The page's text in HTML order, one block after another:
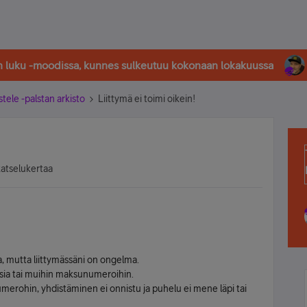
luku -moodissa, kunnes sulkeutuu kokonaan lokakuussa
-palstan arkisto Liittymä ei toimi oikein!
mutta liittymässäni on ongelma.
tai muihin maksunumeroihin.
yhdistäminen ei onnistu ja puhelu ei mene läpi tai